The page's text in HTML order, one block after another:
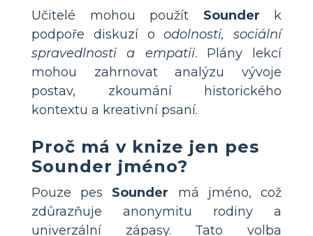
Učitelé mohou použít Sounder k
podpoře diskuzí oodolnosti, sociální
spravedlnosti a empatii. Plány lekcí
mohou zahrnovat analýzu vývoje
postav, zkoumání historického
kontextu a kreativní psaní.
Proč má v knize jen pes
Sounder jméno?
Pouze pes Sounder má jméno, což
zdůrazňuje anonymitu rodiny a
univerzální zápasy. Tato volba